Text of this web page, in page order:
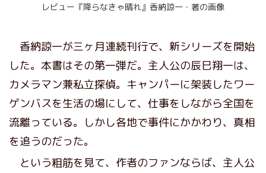
レビュー『降らなきゃ晴れ』香納諒一・著の画像
香納諒一が三ヶ月連続刊行で、新シリーズを開始
した。本書はその第一弾だ。主人公の辰巳翔一は、
カメラマン兼私立探偵。キャンパーに架装したワー
ゲンバスを生活の場にして、仕事をしながら全国を
流離っている。しかし各地で事件にかかわり、真相
を追うのだった。
という粗筋を見て、作者のファンならば、主人公